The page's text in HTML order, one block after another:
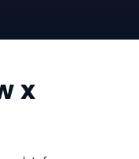
x